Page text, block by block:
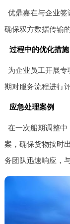
优鼎嘉在与企业签
确保双方数据传输
过程中的优化措施
为企业员工开展
期对服务流程进行
应急处理案例
在一次船期调整
案，确保货物按时
务团队迅速响应，